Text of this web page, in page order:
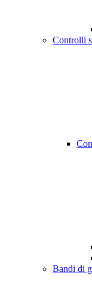
Controlli
Bandi di